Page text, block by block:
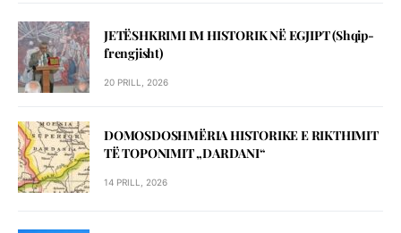
JETЁSHKRIMI IM HISTORIK NЁ EGJIPT (Shqip-
frengjisht)
20 PRILL, 2026
DOMOSDOSHMЁRIA HISTORIKE E RIKTHIMIT
TЁ TOPONIMIT „DARDANI“
14 PRILL, 2026